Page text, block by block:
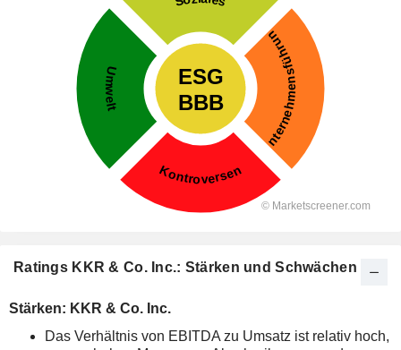
Ratings KKR & Co. Inc.: Stärken und Schwächen
Stärken: KKR & Co. Inc.
Das Verhältnis von EBITDA zu Umsatz ist relativ hoch,